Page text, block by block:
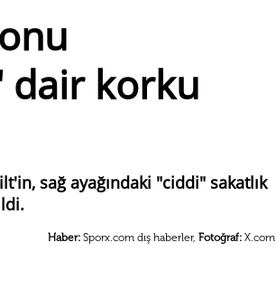
dair korku
sağ ayağındaki "ciddi" sakatlık
Haber: Sporx.com dış haberler, Fotoğraf: X.com